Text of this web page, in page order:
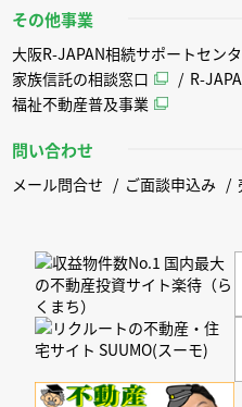
その他事業
大阪R-JAPAN相続サポートセン
家族信託の相談窓口
R-
福祉不動産普及事業
問い合わせ
メール問合せ ご面談申込み